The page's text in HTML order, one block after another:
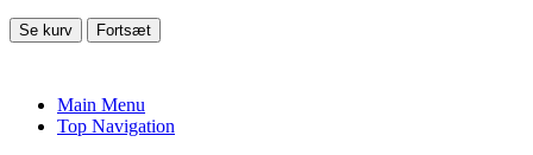
Se kurv Fortsæt
Main Menu
Top Navigation